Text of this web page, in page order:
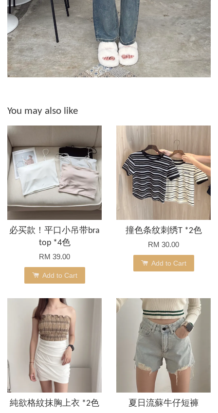
You may also like
必买款！平口小吊带bra
top *4色
RM 39.00
Add to Cart
撞色条纹刺绣T *2色
RM 30.00
Add to Cart
純欲格紋抹胸上衣 *2色 夏日流蘇牛仔短褲